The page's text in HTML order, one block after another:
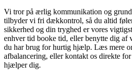
Vi tror på ærlig kommunikation og
tilbyder vi fri dækkontrol, så du altid
sikkerhed og din tryghed er vores
enhver tid booke tid, eller benytte dig af
du har brug for hurtig hjælp. Læs mere
afbalancering, eller kontakt os direkte
hjælper dig.